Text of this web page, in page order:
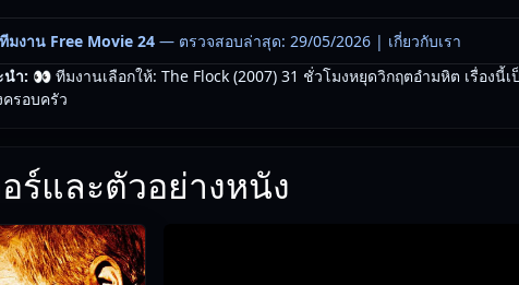
มงาน Free Movie 24— ตรวจสอบล่าสุด: 29/05/2026 | เกี่ยวกับเรา
ำ: 👀 ทีมงานเลือกให้: The Flock (2007) 31 ชั่วโมงหยุดวิกฤตอำมหิต เรื่อง
รอบครัว
ร์และตัวอย่างหนัง